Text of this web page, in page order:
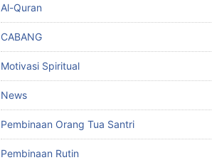
Al-Quran
CABANG
Motivasi Spiritual
News
Pembinaan Orang Tua Santri
Pembinaan Rutin